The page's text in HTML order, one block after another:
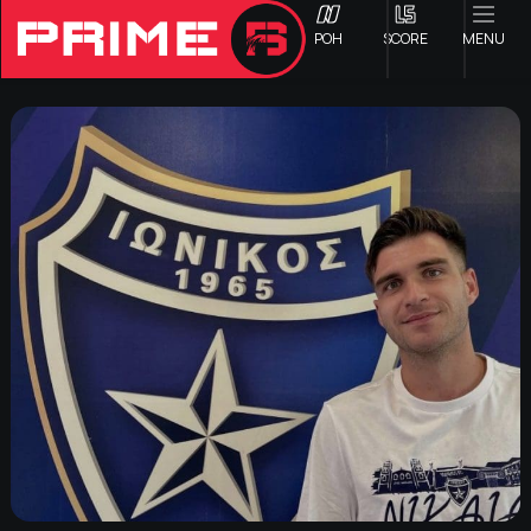
ΡΟΗ SCORE MENU
ΟΦΗ
Γ ΕΘΝΙΚΗ
Α1 ΕΠΣΗ
Α2 ΕΠΣΗ
Β1 ΕΠΣΗ
Β2 ΕΠΣΗ